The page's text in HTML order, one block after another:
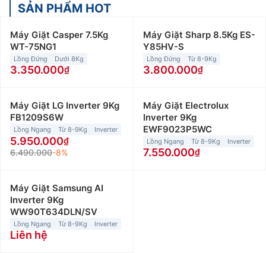
SẢN PHẨM HOT
Máy Giặt Casper 7.5Kg
WT-75NG1
Lồng Đứng Dưới 8Kg
3.350.000
Máy Giặt Sharp 8.5Kg ES-
Y85HV-S
Lồng Đứng Từ 8-9Kg
3.800.000
Máy Giặt LG Inverter 9Kg
FB1209S6W
Lồng Ngang Từ 8-9Kg Inverter
5.950.000
6.490.000-8%
Máy Giặt Electrolux
Inverter 9Kg
EWF9023P5WC
Lồng Ngang Từ 8-9Kg Inverter
7.550.000
Máy Giặt Samsung AI
Inverter 9Kg
WW90T634DLN/SV
Lồng Ngang Từ 8-9Kg Inverter
Liên hệ